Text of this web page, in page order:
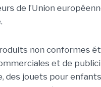
de l’Union
non conformes
et de
des jouets pour